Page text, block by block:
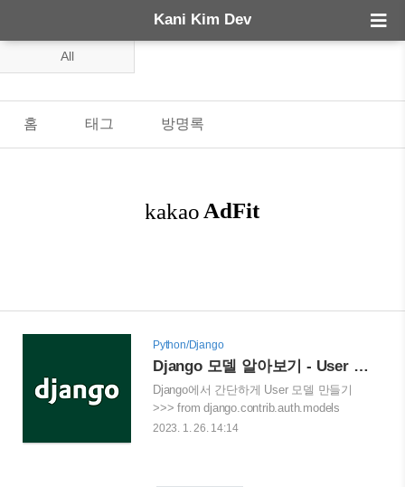
Kani Kim Dev
All
홈 태그 방명록
Python/Django
Django 모델 알아보기 - User 모델 및 커스터마이징
Django에서 간단하게 User 모델 만들기
>>> from django.contrib.auth.models
import User >>> user =
2023. 1. 26. 14:14